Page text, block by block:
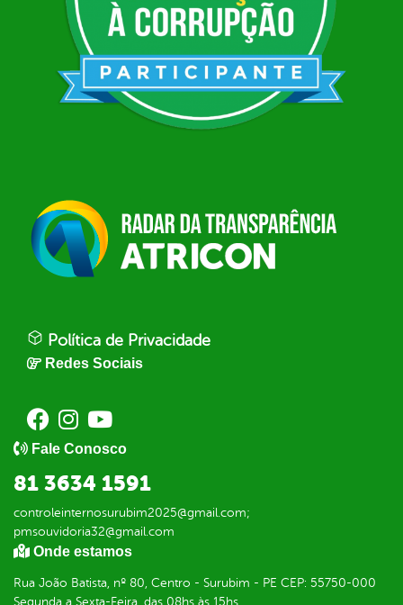
Política de Privacidade
Redes Sociais
Fale Conosco
81 3634 1591
controleinternosurubim2025@gmail.com;
pmsouvidoria32@gmail.com
Onde estamos
Rua João Batista, nº 80, Centro - Surubim - PE CEP: 55750-000
Segunda a Sexta-Feira, das 08hs às 15hs